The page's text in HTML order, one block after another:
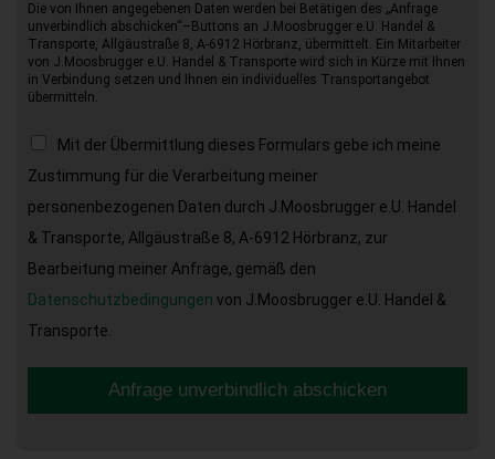
Die von Ihnen angegebenen Daten werden bei Betätigen des „Anfrage
unverbindlich abschicken“–Buttons an J.Moosbrugger e.U. Handel &
Transporte, Allgäustraße 8, A-6912 Hörbranz, übermittelt. Ein Mitarbeiter
von J.Moosbrugger e.U. Handel & Transporte wird sich in Kürze mit Ihnen
in Verbindung setzen und Ihnen ein individuelles Transportangebot
übermitteln.
Mit der Übermittlung dieses Formulars gebe ich meine
Zustimmung für die Verarbeitung meiner
personenbezogenen Daten durch J.Moosbrugger e.U. Handel
& Transporte, Allgäustraße 8, A-6912 Hörbranz, zur
Bearbeitung meiner Anfrage, gemäß den
Datenschutzbedingungen von J.Moosbrugger e.U. Handel &
Transporte.
Anfrage unverbindlich abschicken